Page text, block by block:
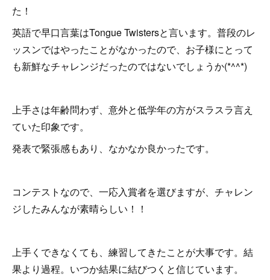
た！
英語で早口言葉はTongue Twistersと言います。普段のレ
ッスンではやったことがなかったので、お子様にとって
も新鮮なチャレンジだったのではないでしょうか(*^^*)
上手さは年齢問わず、意外と低学年の方がスラスラ言え
ていた印象です。
発表で緊張感もあり、なかなか良かったです。
コンテストなので、一応入賞者を選びますが、チャレン
ジしたみんなが素晴らしい！！
上手くできなくても、練習してきたことが大事です。結
果より過程。いつか結果に結びつくと信じています。